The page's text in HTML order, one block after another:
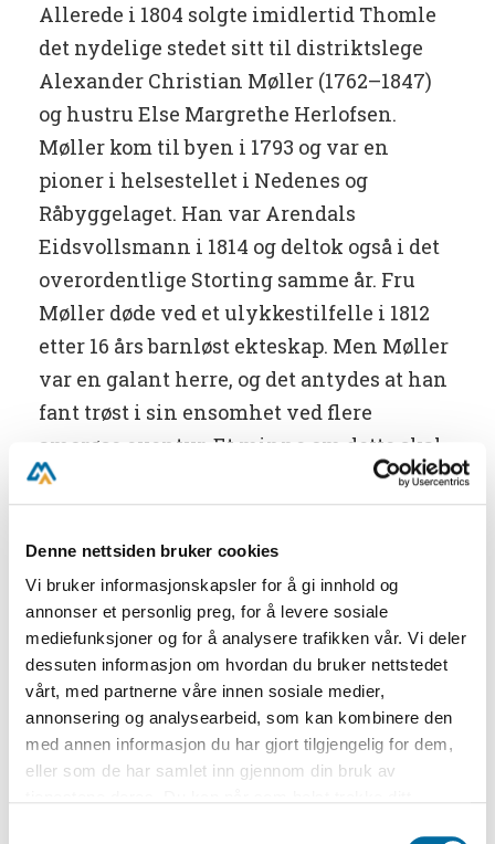
Denne nettsiden bruker cookies
Vi bruker informasjonskapsler for å gi innhold og
annonser et personlig preg, for å levere sosiale
mediefunksjoner og for å analysere trafikken vår. Vi deler
dessuten informasjon om hvordan du bruker nettstedet
vårt, med partnerne våre innen sosiale medier,
annonsering og analysearbeid, som kan kombinere den
med annen informasjon du har gjort tilgjengelig for dem,
eller som de har samlet inn gjennom din bruk av
Allerede i 1804 solgte imidlertid Thomle
det nydelige stedet sitt til distriktslege
Alexander Christian Møller (1762–1847)
og hustru Else Margrethe Herlofsen.
Møller kom til byen i 1793 og var en
pioner i helsestellet i Nedenes og
Råbyggelaget. Han var Arendals
Eidsvollsmann i 1814 og deltok også i det
overordentlige Storting samme år. Fru
Møller døde ved et ulykkestilfelle i 1812
etter 16 års barnløst ekteskap. Men Møller
var en galant herre, og det antydes at han
fant trøst i sin ensomhet ved flere
amorøse eventyr. Et minne om dette skal
være «Kjærlighetsborgen» oppe i heia bak
husene på Havstad, hvor også «Rosendal»
hørte med til hage- og parkanlegget.
Møller deltok med liv og lyst i byens
selskapelige liv, spilte komedie i det
Dramatiske Selskab hvor han var direktør
alt i 1790-årene, og var med såvel i Læse-
som i Skydeselskabet. Han var blant
Museets Stiftere i 1832, og hadde
bibliotek til museet. Men det meste strøk